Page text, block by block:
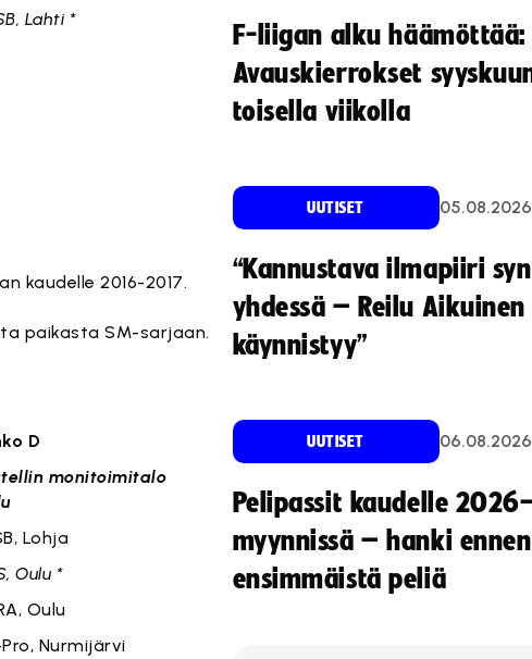
Lahti *
kaudelle 2016-2017.
paikasta SM-sarjaan.
D
monitoimitalo
Lohja
Oulu *
Oulu
Nurmijärvi
F-liigan alku häämöttää:
Avauskierrokset
toisella viikolla
UUTISET 05.08.2026
“Kannustava ilmapiiri
yhdessä – Reilu
käynnistyy”
UUTISET 06.08.2026
Pelipassit kaudelle
myynnissä – hanki ennen
ensimmäistä peliä